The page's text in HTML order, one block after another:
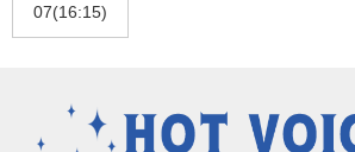
07(16:15)